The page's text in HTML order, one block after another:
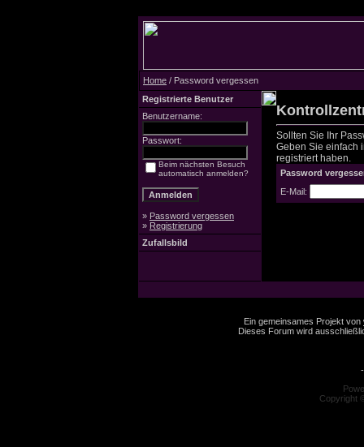
Home / Password vergessen
Registrierte Benutzer
Benutzername:
Passwort:
Beim nächsten Besuch
automatisch anmelden?
» Password vergessen
» Registrierung
Zufallsbild
Sollten Sie Ihr
Geben Sie einfach
registriert haben.
Password
E-Mail:
Ein gemeinsames Projekt von
Dieses Forum wird
Copyright